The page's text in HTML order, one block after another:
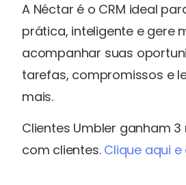
A Néctar é o CRM ideal
prática, inteligente e gere
acompanhar suas
tarefas, compromissos e
mais.
Clientes Umbler ganham
com clientes. Clique aqui